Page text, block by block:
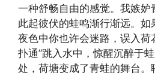
一种舒畅自由的感觉。我嫉妒
此起彼伏的蛙鸣渐行渐远。如
夜色中你也许会迷路，误入荷
扑通”跳入水中，惊醒沉醉于
处，荷塘变成了青蛙的舞台。